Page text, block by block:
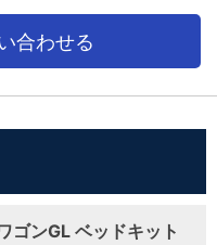
合わせる
ゴンGL ベッドキット